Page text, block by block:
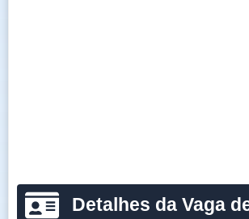
Detalhes da Vaga